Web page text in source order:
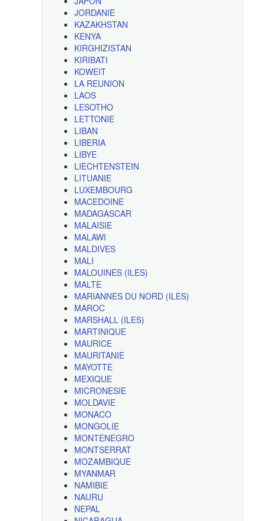
JORDANIE
KAZAKHSTAN
KENYA
KIRGHIZISTAN
KIRIBATI
KOWEIT
LA REUNION
LAOS
LESOTHO
LETTONIE
LIBAN
LIBERIA
LIBYE
LIECHTENSTEIN
LITUANIE
LUXEMBOURG
MACEDOINE
MADAGASCAR
MALAISIE
MALAWI
MALDIVES
MALI
MALOUINES (ILES)
MALTE
MARIANNES DU NORD (ILES)
MAROC
MARSHALL (ILES)
MARTINIQUE
MAURICE
MAURITANIE
MAYOTTE
MEXIQUE
MICRONESIE
MOLDAVIE
MONACO
MONGOLIE
MONTENEGRO
MONTSERRAT
MOZAMBIQUE
MYANMAR
NAMIBIE
NAURU
NEPAL